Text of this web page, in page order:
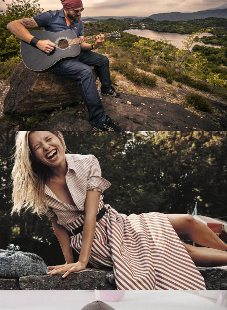
Перевод интернет-магазина
Guitaramania.ru на 1С-Битрикс
Смотреть проект
Имиджевый сайт для сети магазинов
Soho Project
Смотреть проект